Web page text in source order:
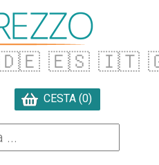
🇪🇸 🇮🇹
CESTA (0)